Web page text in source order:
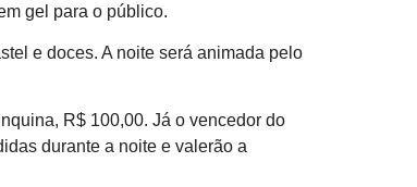
gel para o público.
e doces. A noite será animada pelo
R$ 100,00. Já o vencedor do
durante a noite e valerão a